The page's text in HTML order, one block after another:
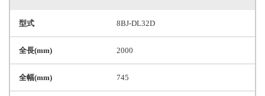
型式 8BJ-DL32D
全長(mm) 2000
全幅(mm) 745